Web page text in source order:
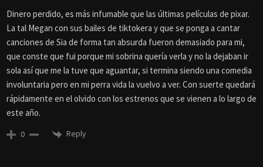
Dinero perdido, es más infumable que las últimas películas de pixar.
La tal Megan con sus bailes de tiktokera y que se ponga a cantar
canciones de Sia de forma tan absurda fueron demasiado para mi,
que conste que fui porque mi sobrina quería verla y no la dejaban ir
sola así que me la tuve que aguantar, si termina siendo una comedia
involuntaria pero en mi perra vida la vuelvo a ver. Con suerte quedará
rápidamente en el olvido con los estrenos que se vienen a lo largo de
este año.
0 Reply